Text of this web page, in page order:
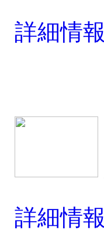
詳細情報
詳細情報